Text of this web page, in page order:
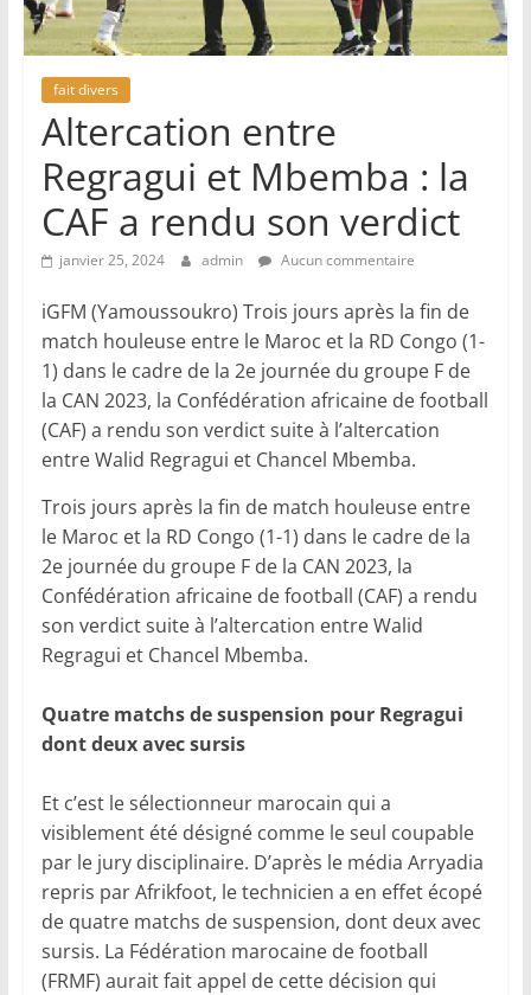
fait divers
Altercation entre
Regragui et Mbemba : la
CAF a rendu son verdict
janvier 25, 2024 admin Aucun commentaire
iGFM (Yamoussoukro) Trois jours après la fin de
match houleuse entre le Maroc et la RD Congo (1-
1) dans le cadre de la 2e journée du groupe F de
la CAN 2023, la Confédération africaine de football
(CAF) a rendu son verdict suite à l’altercation
entre Walid Regragui et Chancel Mbemba.
Trois jours après la fin de match houleuse entre
le Maroc et la RD Congo (1-1) dans le cadre de la
2e journée du groupe F de la CAN 2023, la
Confédération africaine de football (CAF) a rendu
son verdict suite à l’altercation entre Walid
Regragui et Chancel Mbemba.
Quatre matchs de suspension pour Regragui
dont deux avec sursis
Et c’est le sélectionneur marocain qui a
visiblement été désigné comme le seul coupable
par le jury disciplinaire. D’après le média Arryadia
repris par Afrikfoot, le technicien a en effet écopé
de quatre matchs de suspension, dont deux avec
sursis. La Fédération marocaine de football
(FRMF) aurait fait appel de cette décision qui